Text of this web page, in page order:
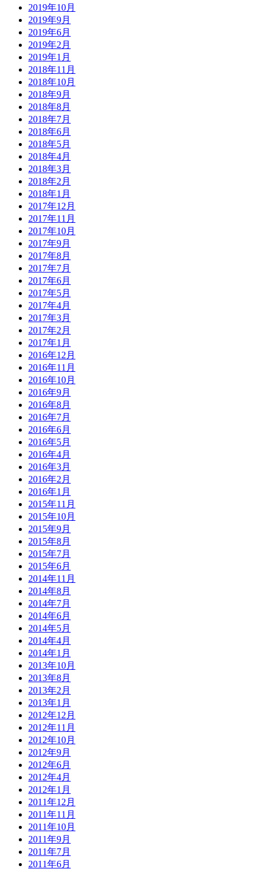
2019年10月
2019年9月
2019年6月
2019年2月
2019年1月
2018年11月
2018年10月
2018年9月
2018年8月
2018年7月
2018年6月
2018年5月
2018年4月
2018年3月
2018年2月
2018年1月
2017年12月
2017年11月
2017年10月
2017年9月
2017年8月
2017年7月
2017年6月
2017年5月
2017年4月
2017年3月
2017年2月
2017年1月
2016年12月
2016年11月
2016年10月
2016年9月
2016年8月
2016年7月
2016年6月
2016年5月
2016年4月
2016年3月
2016年2月
2016年1月
2015年11月
2015年10月
2015年9月
2015年8月
2015年7月
2015年6月
2014年11月
2014年8月
2014年7月
2014年6月
2014年5月
2014年4月
2014年1月
2013年10月
2013年8月
2013年2月
2013年1月
2012年12月
2012年11月
2012年10月
2012年9月
2012年6月
2012年4月
2012年1月
2011年12月
2011年11月
2011年10月
2011年9月
2011年7月
2011年6月